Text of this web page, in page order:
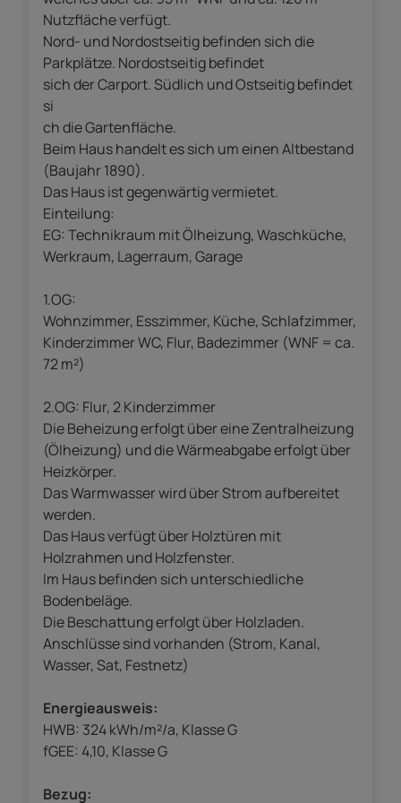
Nutzfläche verfügt.
Nord- und Nordostseitig befinden sich die
Parkplätze. Nordostseitig befindet
sich der Carport. Südlich und Ostseitig befindet
si
ch die Gartenfläche.
Beim Haus handelt es sich um einen Altbestand
(Baujahr 1890).
Das Haus ist gegenwärtig vermietet.
Einteilung:
EG: Technikraum mit Ölheizung, Waschküche,
Werkraum, Lagerraum, Garage
1.OG:
Wohnzimmer, Esszimmer, Küche, Schlafzimmer,
Kinderzimmer WC, Flur, Badezimmer (WNF = ca.
72 m²)
2.OG: Flur, 2 Kinderzimmer
Die Beheizung erfolgt über eine Zentralheizung
(Ölheizung) und die Wärmeabgabe erfolgt über
Heizkörper.
Das Warmwasser wird über Strom aufbereitet
werden.
Das Haus verfügt über Holztüren mit
Holzrahmen und Holzfenster.
Im Haus befinden sich unterschiedliche
Bodenbeläge.
Die Beschattung erfolgt über Holzladen.
Anschlüsse sind vorhanden (Strom, Kanal,
Wasser, Sat, Festnetz)
Energieausweis:
HWB: 324 kWh/m²/a, Klasse G
fGEE: 4,10, Klasse G
Bezug: